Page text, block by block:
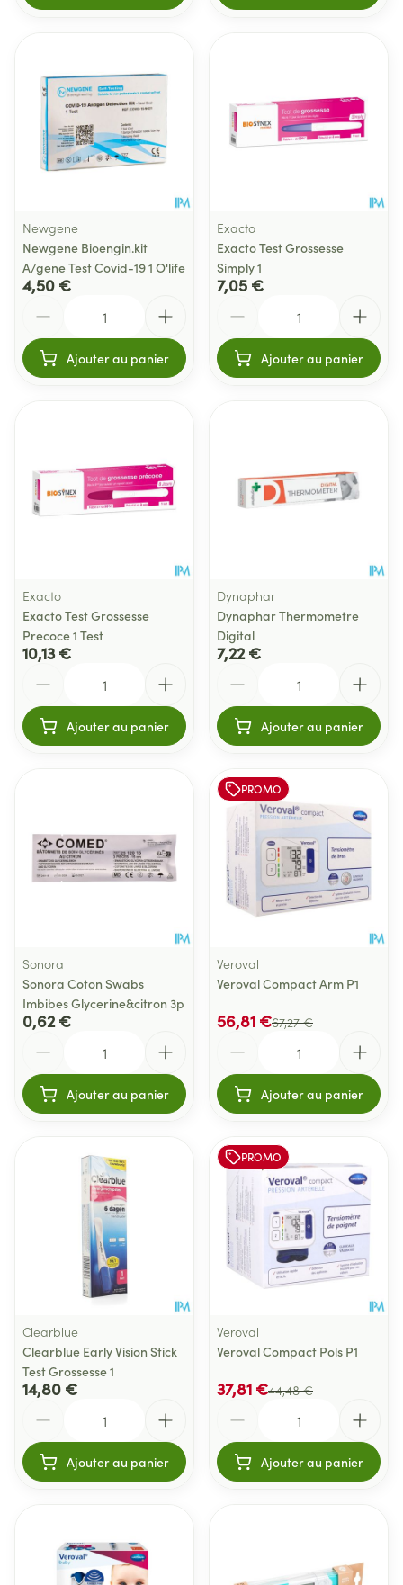
Newgene
Newgene Bioengin.kit
A/gene Test Covid-19 1 O'life
4,50 €
Ajouter au panier
Exacto
Exacto Test Grossesse
Simply 1
7,05 €
Ajouter au panier
Exacto
Exacto Test Grossesse
Precoce 1 Test
10,13 €
Ajouter au panier
Dynaphar
Dynaphar Thermometre
Digital
7,22 €
Ajouter au panier
Sonora
Sonora Coton Swabs
Imbibes Glycerine&citron 3p
0,62 €
Ajouter au panier
PROMO
Veroval
Veroval Compact Arm P1
67,27 €
56,81 €
Ajouter au panier
Clearblue
Clearblue Early Vision Stick
Test Grossesse 1
14,80 €
Ajouter au panier
PROMO
Veroval
Veroval Compact Pols P1
44,48 €
37,81 €
Ajouter au panier